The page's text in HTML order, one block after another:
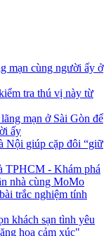
mạn cùng người ấy ở
tra thú vị này từ
mạn ở Sài Gòn để
ấy
Nội giúp cặp đôi “giữ
TPHCM - Khám phá
nhà cùng MoMo
trắc nghiệm tính
khách sạn tình yêu
hoa cảm xúc"